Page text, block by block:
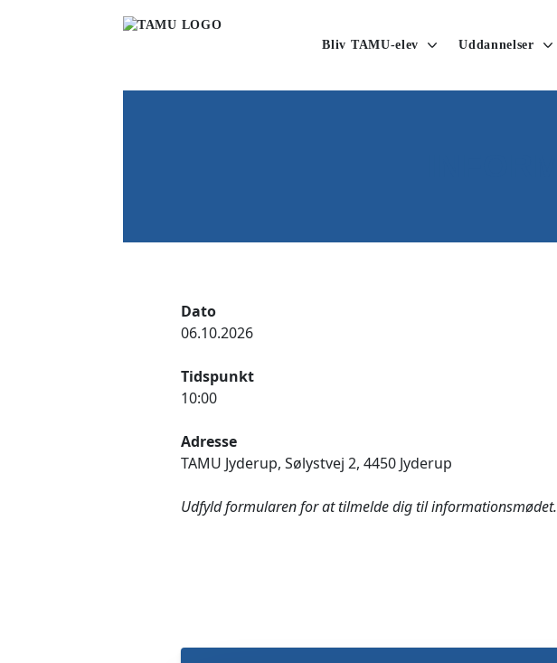
Bliv TAMU-elev Uddannelser
Dato
06.10.2026
Tidspunkt
10:00
Adresse
TAMU Jyderup, Sølystvej 2, 4450 Jyderup
Udfyld formularen for at tilmelde dig til informationsmødet.